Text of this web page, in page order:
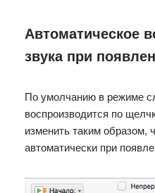
Автоматическое
звука при
По умолчанию в режиме
воспроизводится по
изменить таким образом,
автоматически при